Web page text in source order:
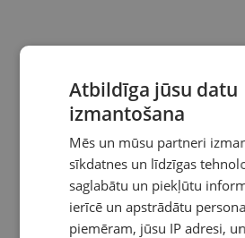
Atbildīga jūsu datu
izmantošana
Mēs un mūsu partneri
sīkdatnes un līdzīgas
saglabātu un piekļūtu
ierīcē un apstrādātu
piemēram, jūsu IP adresi,